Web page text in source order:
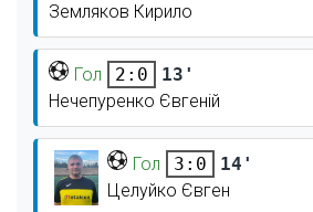
Земляков Кирило
Гол 2:0
13'
Нечепуренко Євгеній
Гол 3:0
14'
Целуйко Євген